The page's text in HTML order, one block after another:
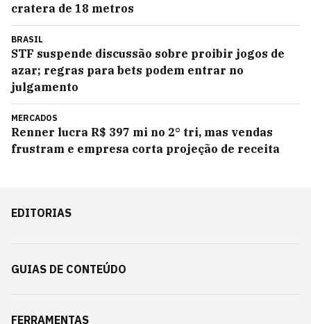
cratera de 18 metros
BRASIL
STF suspende discussão sobre proibir jogos de
azar; regras para bets podem entrar no
julgamento
MERCADOS
Renner lucra R$ 397 mi no 2° tri, mas vendas
frustram e empresa corta projeção de receita
EDITORIAS
GUIAS DE CONTEÚDO
FERRAMENTAS